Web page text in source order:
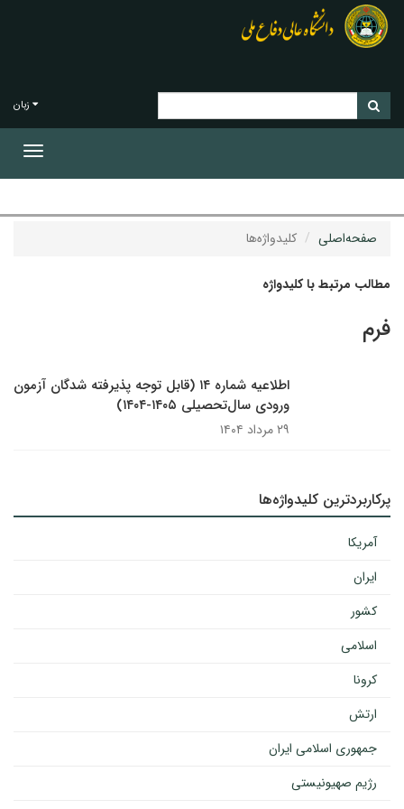
زبان
صفحه‌اصلی کلیدواژه‌ها
مطالب مرتبط با کلیدواژه
فرم
اطلاعیه شماره ۱۴ (قابل توجه پذیرفته شدگان آزمون
ورودی سال‌تحصیلی ۱۴۰۵-۱۴۰۴)
۲۹ مرداد ۱۴۰۴
پرکاربردترین کلیدواژه‌ها
آمریکا
ایران
کشور
اسلامی
کرونا
ارتش
جمهوری اسلامی ایران
رژیم صهیونیستی